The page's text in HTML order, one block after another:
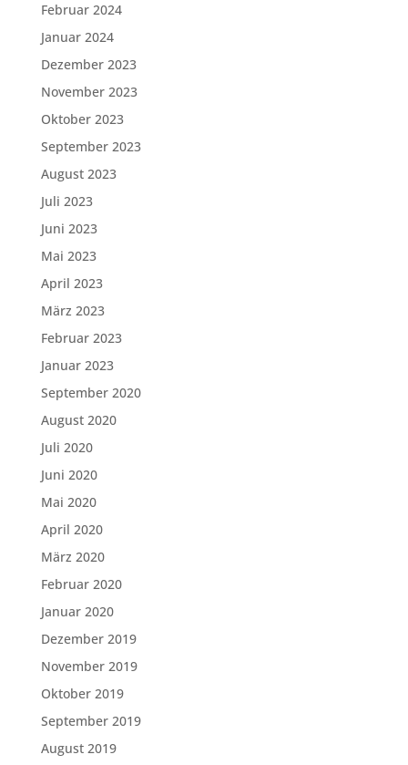
Februar 2024
Januar 2024
Dezember 2023
November 2023
Oktober 2023
September 2023
August 2023
Juli 2023
Juni 2023
Mai 2023
April 2023
März 2023
Februar 2023
Januar 2023
September 2020
August 2020
Juli 2020
Juni 2020
Mai 2020
April 2020
März 2020
Februar 2020
Januar 2020
Dezember 2019
November 2019
Oktober 2019
September 2019
August 2019